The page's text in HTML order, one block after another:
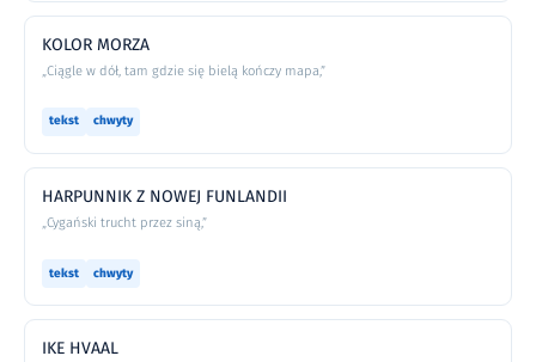
KOLOR MORZA
„Ciągle w dół, tam gdzie się bielą kończy mapa,”
tekst chwyty
HARPUNNIK Z NOWEJ FUNLANDII
„Cygański trucht przez siną,”
tekst chwyty
IKE HVAAL